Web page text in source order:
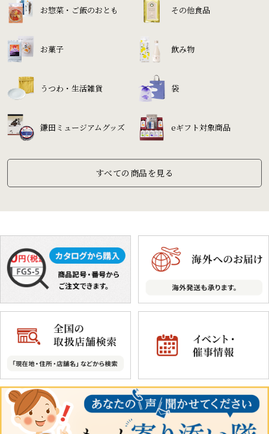
お惣菜・ご飯のおとも その他食品
お菓子 飲み物
うつわ・生活雑貨 袋
鎌田ミュージアムグッズ eギフト対象商品
すべての商品を見る